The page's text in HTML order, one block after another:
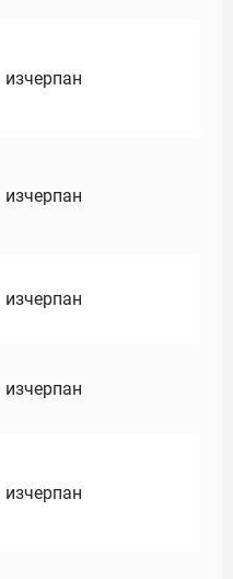
изчерпан
изчерпан
изчерпан
изчерпан
изчерпан